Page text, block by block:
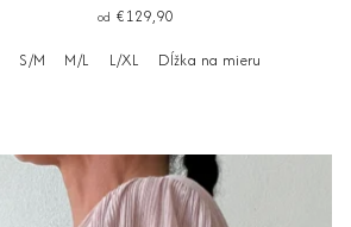
od €129,90
S/M M/L L/XL Dĺžka na mieru